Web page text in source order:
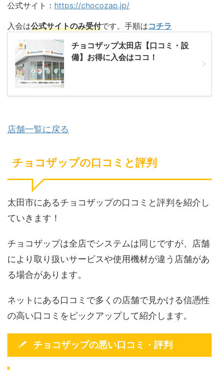
公式サイト： https://chocozap.jp/
入会は公式サイトのみ受付です。手順はコチラ
チョコザップ太田店【口コミ・設
備】お得に入会はココ！
店舗一覧に戻る
チョコザップの口コミと評判
太田市にあるチョコザップの口コミと評判を紹介し
ていきます！
チョコザップは全店でシステムは同じですが、店舗
により取り扱いサービスや使用機材が違う店舗があ
る場合があります。
ネットにある口コミで多くの店舗で見かける信憑性
の高い口コミをピックアップして紹介します。
チョコザップの悪い口コミ・評判